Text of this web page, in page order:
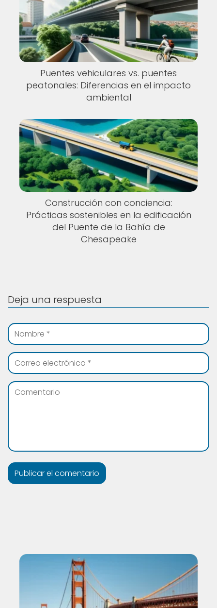
Puentes vehiculares vs. puentes
peatonales: Diferencias en el impacto
ambiental
Construcción con conciencia:
Prácticas sostenibles en la edificación
del Puente de la Bahía de
Chesapeake
Deja una respuesta